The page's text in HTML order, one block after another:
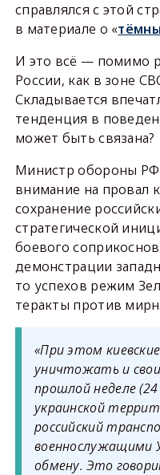
справлялся с этой
в материале о «
И это всё — помимо
России, как в зоне
Складывается
тенденция в
может быть связана?
Министр обороны
внимание на провал
сохранение
стратегической
боевого
демонстрации
то успехов режим
теракты против
«При этом
уничтожать и
прошлой неделе
украинской
российский
военнослужащими
обмену. Это